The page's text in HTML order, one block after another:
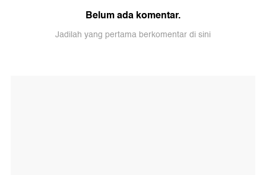
Belum ada komentar.
Jadilah yang pertama berkomentar di sini